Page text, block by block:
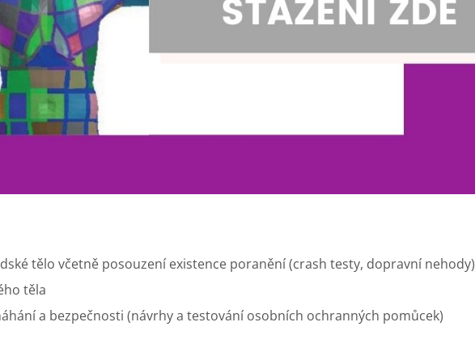
tělo včetně posouzení existence poranění (crash testy, dopravní nehody)
těla
a bezpečnosti (návrhy a testování osobních ochranných pomůcek)